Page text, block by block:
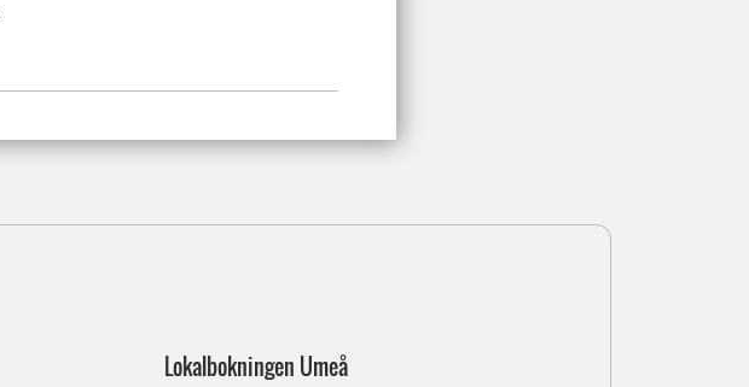
Lokalbokningen Umeå